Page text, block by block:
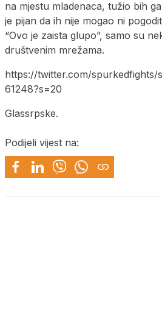
na mjestu mladenaca, tužio bih
je pijan da ih nije mogao ni
“Ovo je zaista glupo”, samo su
društvenim mrežama.
https://twitter.com/spurkedfights/
61248?s=20
Glassrpske.
Podijeli vijest na: